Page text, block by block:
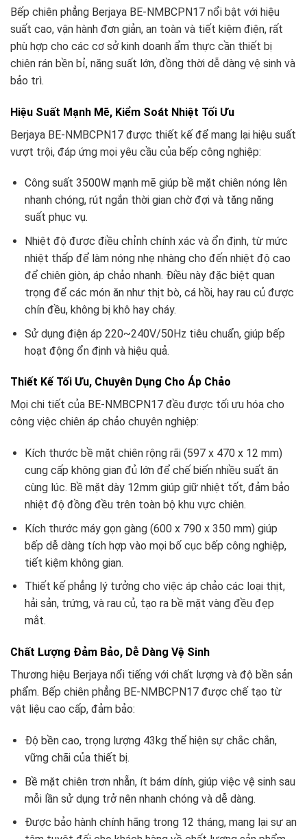
Bếp chiên phẳng Berjaya BE-NMBCPN17 nổi bật với hiệu
suất cao, vận hành đơn giản, an toàn và tiết kiệm điện, rất
phù hợp cho các cơ sở kinh doanh ẩm thực cần thiết bị
chiên rán bền bỉ, năng suất lớn, đồng thời dễ dàng vệ sinh và
bảo trì.
Hiệu Suất Mạnh Mẽ, Kiểm Soát Nhiệt Tối Ưu
Berjaya BE-NMBCPN17 được thiết kế để mang lại hiệu suất
vượt trội, đáp ứng mọi yêu cầu của bếp công nghiệp:
Công suất 3500W mạnh mẽ giúp bề mặt chiên nóng lên
nhanh chóng, rút ngắn thời gian chờ đợi và tăng năng
suất phục vụ.
Nhiệt độ được điều chỉnh chính xác và ổn định, từ mức
nhiệt thấp để làm nóng nhẹ nhàng cho đến nhiệt độ cao
để chiên giòn, áp chảo nhanh. Điều này đặc biệt quan
trọng để các món ăn như thịt bò, cá hồi, hay rau củ được
chín đều, không bị khô hay cháy.
Sử dụng điện áp 220~240V/50Hz tiêu chuẩn, giúp bếp
hoạt động ổn định và hiệu quả.
Thiết Kế Tối Ưu, Chuyên Dụng Cho Áp Chảo
Mọi chi tiết của BE-NMBCPN17 đều được tối ưu hóa cho
công việc chiên áp chảo chuyên nghiệp:
Kích thước bề mặt chiên rộng rãi (597 x 470 x 12 mm)
cung cấp không gian đủ lớn để chế biến nhiều suất ăn
cùng lúc. Bề mặt dày 12mm giúp giữ nhiệt tốt, đảm bảo
nhiệt độ đồng đều trên toàn bộ khu vực chiên.
Kích thước máy gọn gàng (600 x 790 x 350 mm) giúp
bếp dễ dàng tích hợp vào mọi bố cục bếp công nghiệp,
tiết kiệm không gian.
Thiết kế phẳng lý tưởng cho việc áp chảo các loại thịt,
hải sản, trứng, và rau củ, tạo ra bề mặt vàng đều đẹp
mắt.
Chất Lượng Đảm Bảo, Dễ Dàng Vệ Sinh
Thương hiệu Berjaya nổi tiếng với chất lượng và độ bền sản
phẩm. Bếp chiên phẳng BE-NMBCPN17 được chế tạo từ
vật liệu cao cấp, đảm bảo:
Độ bền cao, trọng lượng 43kg thể hiện sự chắc chắn,
vững chãi của thiết bị.
Bề mặt chiên trơn nhẵn, ít bám dính, giúp việc vệ sinh sau
mỗi lần sử dụng trở nên nhanh chóng và dễ dàng.
Được bảo hành chính hãng trong 12 tháng, mang lại sự an